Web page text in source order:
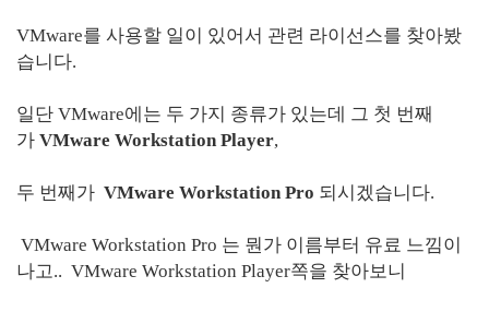
VMware를 사용할 일이 있어서 관련 라이선스를 찾아봤
습니다.
일단 VMware에는 두 가지 종류가 있는데 그 첫 번째
가 VMware Workstation Player,
두 번째가 VMware Workstation Pro 되시겠습니다.
VMware Workstation Pro 는 뭔가 이름부터 유료 느낌이
나고.. VMware Workstation Player쪽을 찾아보니